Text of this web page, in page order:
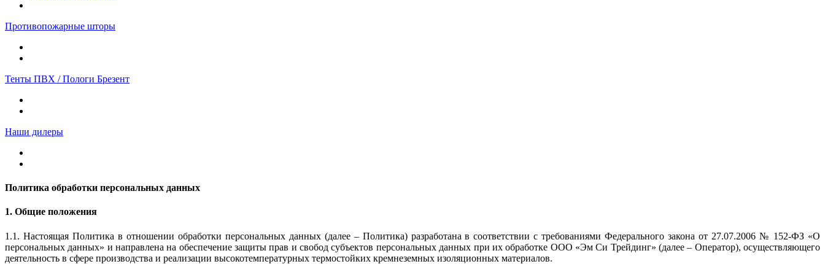
Противопожарные шторы
Тенты ПВХ / Пологи Брезент
Наши дилеры
Политика обработки персональных данных
1. Общие положения
1.1. Настоящая Политика в отношении обработки персональных данных (далее – Политика) разработана в соответствии с требованиями Федерального закона от 27.07.2006 № 152-ФЗ «О
персональных данных» и направлена на обеспечение защиты прав и свобод субъектов персональных данных при их обработке ООО «Эм Си Трейдинг» (далее – Оператор), осуществляющего
деятельность в сфере производства и реализации высокотемпературных термостойких кремнеземных изоляционных материалов.